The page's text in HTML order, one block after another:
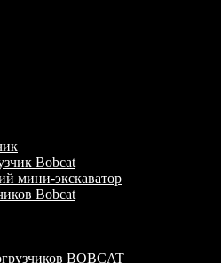
Bobcat
мини-экскаватор
Bobcat
BOBCAT